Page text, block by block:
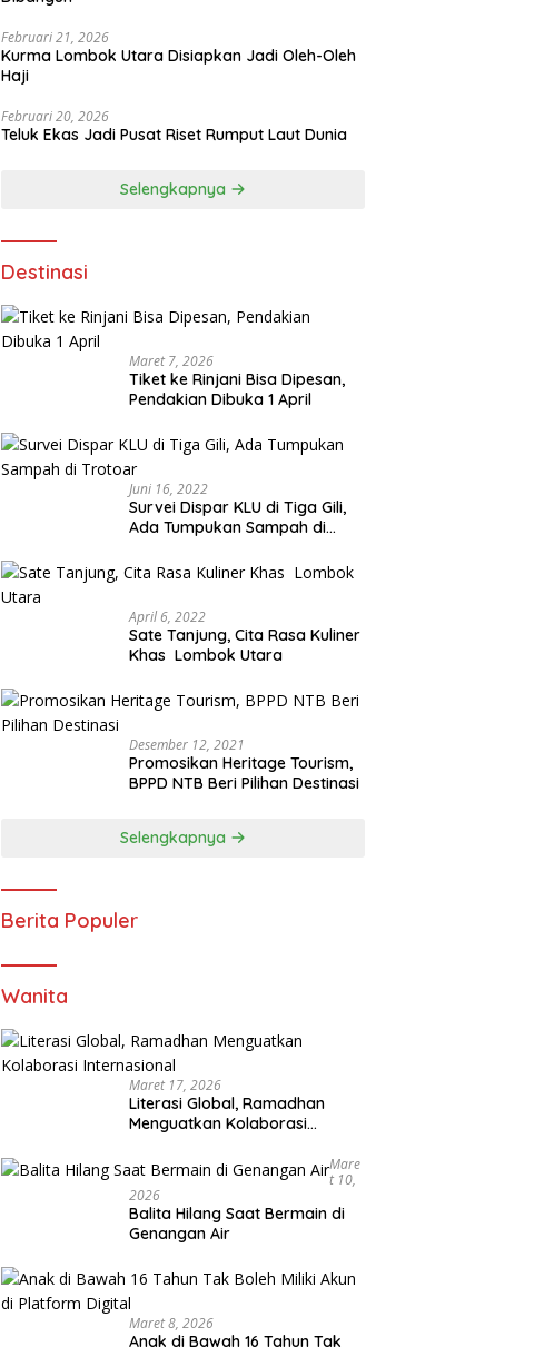
Februari 21, 2026
Kurma Lombok Utara Disiapkan Jadi Oleh-Oleh
Haji
Februari 20, 2026
Teluk Ekas Jadi Pusat Riset Rumput Laut Dunia
Selengkapnya
Destinasi
Maret 7, 2026
Tiket ke Rinjani Bisa Dipesan,
Pendakian Dibuka 1 April
Juni 16, 2022
Survei Dispar KLU di Tiga Gili,
Ada Tumpukan Sampah di
April 6, 2022
Sate Tanjung, Cita Rasa Kuliner
Khas Lombok Utara
Desember 12, 2021
Promosikan Heritage Tourism,
BPPD NTB Beri Pilihan Destinasi
Selengkapnya
Berita Populer
Wanita
Maret 17, 2026
Literasi Global, Ramadhan
Menguatkan Kolaborasi
Mare
T 10,
2026
Balita Hilang Saat Bermain di
Genangan Air
Maret 8, 2026
Anak di Bawah 16 Tahun Tak